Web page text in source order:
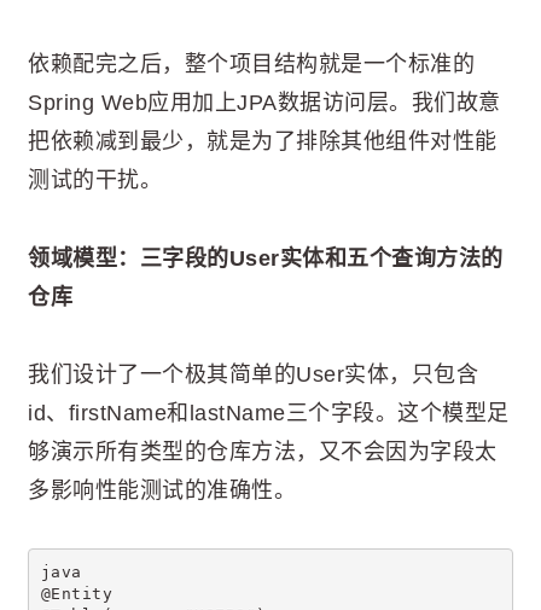
依赖配完之后，整个项目结构就是一个标准的
Spring Web应用加上JPA数据访问层。我们故意
把依赖减到最少，就是为了排除其他组件对性能
测试的干扰。
领域模型：三字段的User实体和五个查询方法的
仓库
我们设计了一个极其简单的User实体，只包含
id、firstName和lastName三个字段。这个模型足
够演示所有类型的仓库方法，又不会因为字段太
多影响性能测试的准确性。
java
@Entity